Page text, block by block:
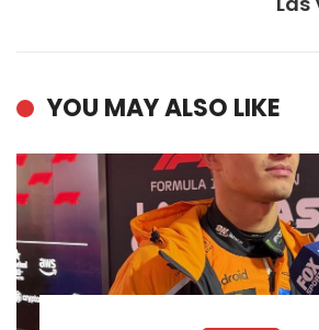
YOU MAY ALSO LIKE